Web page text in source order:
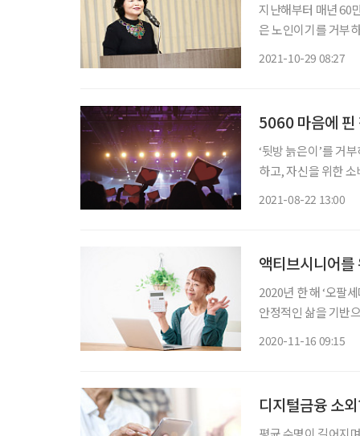
지난해부터 매년 60
은 노인이기를 거부
2021-10-29 08:27
5060 마음에 핀
‘뒷방 늙은이’를 거
하고, 자신을 위한 소
2021-08-22 13:00
액티브시니어를
2020년 한 해 ‘오팔
안정적인 삶을 기반
2020-11-16 09:15
디지털금융 소